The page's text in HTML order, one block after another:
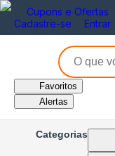
Cupons e Ofertas
Cadastre-se
Entrar
Favoritos
Alertas
Categorias